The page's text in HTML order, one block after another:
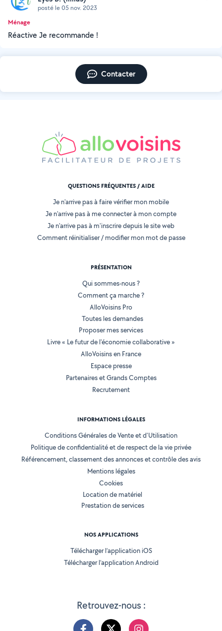
posté le 05 nov. 2023
Ménage
Réactive Je recommande !
Contacter
Retrouvez-nous :
QUESTIONS FRÉQUENTES / AIDE
Je n'arrive pas à faire vérifier mon mobile
Je n'arrive pas à me connecter à mon compte
Je n'arrive pas à m'inscrire depuis le site web
Comment réinitialiser / modifier mon mot de passe
PRÉSENTATION
Qui sommes-nous ?
Comment ça marche ?
AlloVoisins Pro
Toutes les demandes
Proposer mes services
Livre « Le futur de l'économie collaborative »
AlloVoisins en France
Espace presse
Partenaires et Grands Comptes
Recrutement
INFORMATIONS LÉGALES
Conditions Générales de Vente et d'Utilisation
Politique de confidentialité et de respect de la vie privée
Référencement, classement des annonces et contrôle des avis
Mentions légales
Cookies
Location de matériel
Prestation de services
NOS APPLICATIONS
Télécharger l’application iOS
Télécharger l’application Android